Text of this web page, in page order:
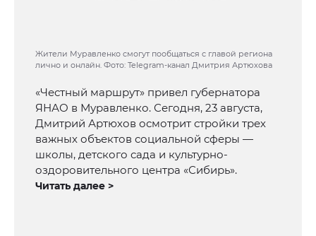
Жители Муравленко смогут пообщаться с главой региона
лично и онлайн. Фото: Telegram-канал Дмитрия Артюхова
«Честный маршрут» привел губернатора
ЯНАО в Муравленко. Сегодня, 23 августа,
Дмитрий Артюхов осмотрит стройки трех
важных объектов социальной сферы —
школы, детского сада и культурно-
оздоровительного центра «Сибирь».
Читать далее >